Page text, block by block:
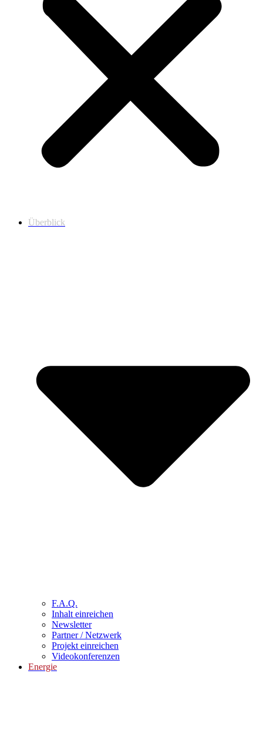
Überblick
F.A.Q.
Inhalt einreichen
Newsletter
Partner / Netzwerk
Projekt einreichen
Videokonferenzen
Energie